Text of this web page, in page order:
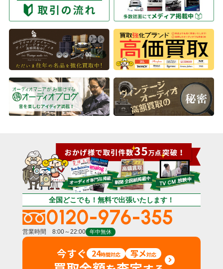
全国どこでも！無料で出張いたします！
0120-976-355
営業時間 8:00～22:00 年中無休
今すぐ 24時間対応 写メ対応